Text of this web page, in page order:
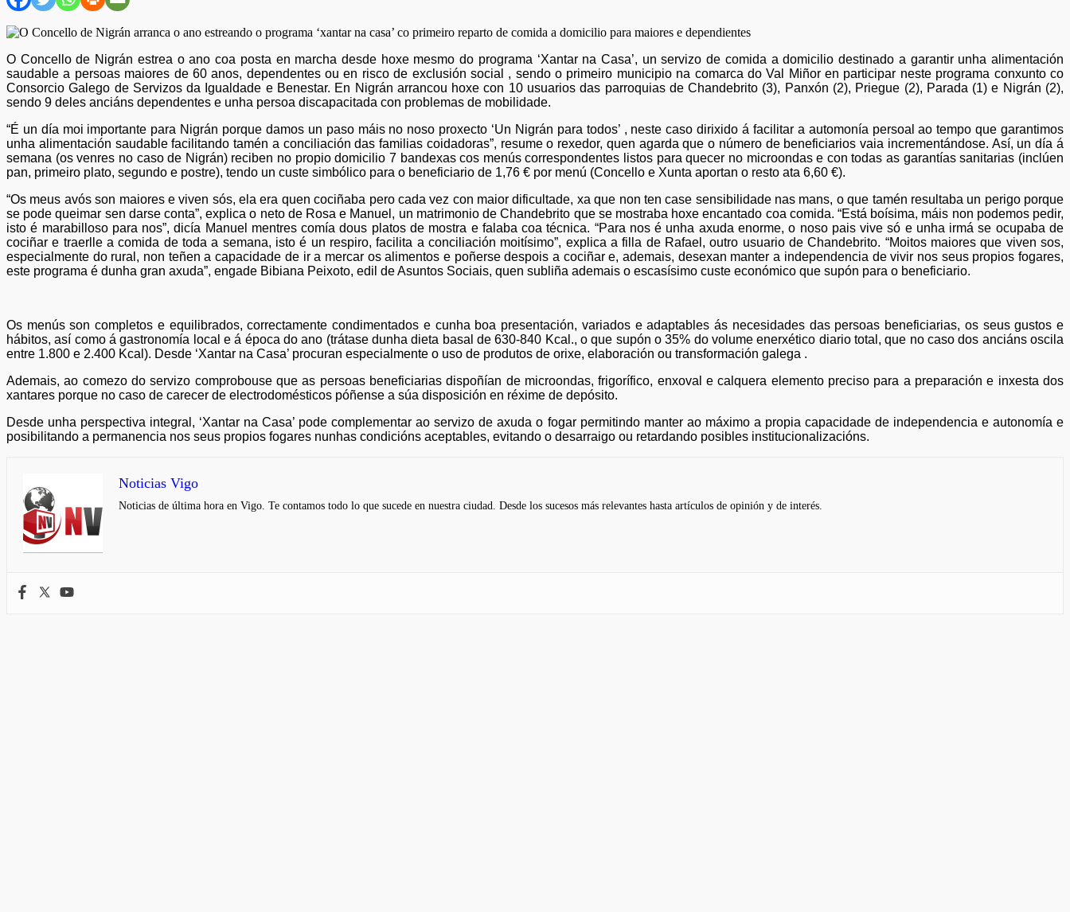
O Concello de Nigrán estrea o ano coa posta en marcha desde hoxe mesmo do programa ‘Xantar na Casa’, un servizo de comida a domicilio destinado a garantir unha alimentación
saudable a persoas maiores de 60 anos, dependentes ou en risco de exclusión social , sendo o primeiro municipio na comarca do Val Miñor en participar neste programa conxunto co
Consorcio Galego de Servizos da Igualdade e Benestar. En Nigrán arrancou hoxe con 10 usuarios das parroquias de Chandebrito (3), Panxón (2), Priegue (2), Parada (1) e Nigrán (2),
sendo 9 deles anciáns dependentes e unha persoa discapacitada con problemas de mobilidade.
“É un día moi importante para Nigrán porque damos un paso máis no noso proxecto ‘Un Nigrán para todos’ , neste caso dirixido á facilitar a automonía persoal ao tempo que garantimos
unha alimentación saudable facilitando tamén a conciliación das familias coidadoras”, resume o rexedor, quen agarda que o número de beneficiarios vaia incrementándose. Así, un día á
semana (os venres no caso de Nigrán) reciben no propio domicilio 7 bandexas cos menús correspondentes listos para quecer no microondas e con todas as garantías sanitarias (inclúen
pan, primeiro plato, segundo e postre), tendo un custe simbólico para o beneficiario de 1,76 € por menú (Concello e Xunta aportan o resto ata 6,60 €).
“Os meus avós son maiores e viven sós, ela era quen cociñaba pero cada vez con maior dificultade, xa que non ten case sensibilidade nas mans, o que tamén resultaba un perigo porque
se pode queimar sen darse conta”, explica o neto de Rosa e Manuel, un matrimonio de Chandebrito que se mostraba hoxe encantado coa comida. “Está boísima, máis non podemos pedir,
isto é marabilloso para nos”, dicía Manuel mentres comía dous platos de mostra e falaba coa técnica. “Para nos é unha axuda enorme, o noso pais vive só e unha irmá se ocupaba de
cociñar e traerlle a comida de toda a semana, isto é un respiro, facilita a conciliación moitísimo”, explica a filla de Rafael, outro usuario de Chandebrito. “Moitos maiores que viven sos,
especialmente do rural, non teñen a capacidade de ir a mercar os alimentos e poñerse despois a cociñar e, ademais, desexan manter a independencia de vivir nos seus propios fogares,
este programa é dunha gran axuda”, engade Bibiana Peixoto, edil de Asuntos Sociais, quen subliña ademais o escasísimo custe económico que supón para o beneficiario.
Os menús son completos e equilibrados, correctamente condimentados e cunha boa presentación, variados e adaptables ás necesidades das persoas beneficiarias, os seus gustos e
hábitos, así como á gastronomía local e á época do ano (trátase dunha dieta basal de 630-840 Kcal., o que supón o 35% do volume enerxético diario total, que no caso dos anciáns oscila
entre 1.800 e 2.400 Kcal). Desde ‘Xantar na Casa’ procuran especialmente o uso de produtos de orixe, elaboración ou transformación galega .
Ademais, ao comezo do servizo comprobouse que as persoas beneficiarias dispoñían de microondas, frigorífico, enxoval e calquera elemento preciso para a preparación e inxesta dos
xantares porque no caso de carecer de electrodomésticos póñense a súa disposición en réxime de depósito.
Desde unha perspectiva integral, ‘Xantar na Casa’ pode complementar ao servizo de axuda o fogar permitindo manter ao máximo a propia capacidade de independencia e autonomía e
posibilitando a permanencia nos seus propios fogares nunhas condicións aceptables, evitando o desarraigo ou retardando posibles institucionalizacións.
Noticias Vigo
Noticias de última hora en Vigo. Te contamos todo lo que sucede en nuestra ciudad. Desde los sucesos más relevantes hasta artículos de opinión y de interés.